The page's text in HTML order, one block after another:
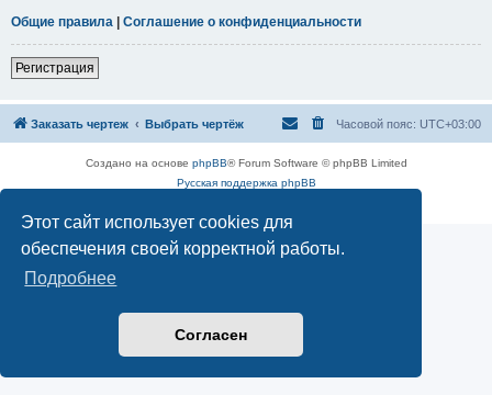
Этот сайт использует cookies для
обеспечения своей корректной работы.
Подробнее
Согласен
Общие правила | Соглашение о конфиденциальности
Регистрация
Заказать чертеж Выбрать чертёж Часовой пояс: UTC+03:00
Создано на основе phpBB® Forum Software © phpBB Limited
Русская поддержка phpBB